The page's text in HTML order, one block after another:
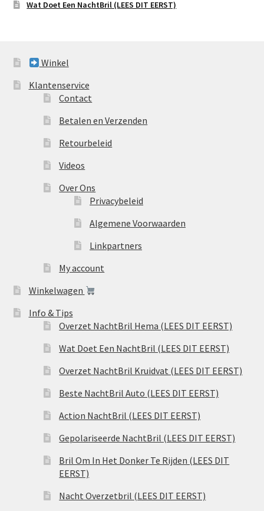
Wat Doet Een NachtBril (LEES DIT EERST)
Winkel
Klantenservice
Contact
Betalen en Verzenden
Retourbeleid
Videos
Over Ons
Privacybeleid
Algemene Voorwaarden
Linkpartners
My account
Winkelwagen
Info & Tips
Overzet NachtBril Hema (LEES DIT EERST)
Wat Doet Een NachtBril (LEES DIT EERST)
Overzet NachtBril Kruidvat (LEES DIT EERST)
Beste NachtBril Auto (LEES DIT EERST)
Action NachtBril (LEES DIT EERST)
Gepolariseerde NachtBril (LEES DIT EERST)
Bril Om In Het Donker Te Rijden (LEES DIT
EERST)
Nacht Overzetbril (LEES DIT EERST)